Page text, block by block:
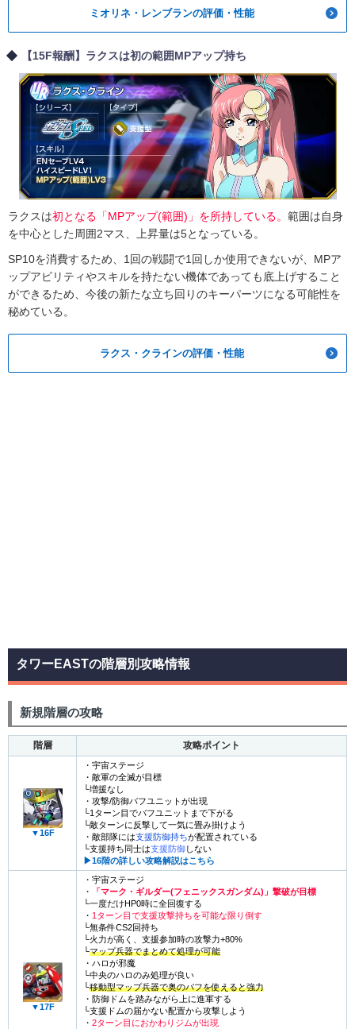
ミオリネ・レンブランの評価・性能
【15F報酬】ラクスは初の範囲MPアップ持ち
ラクスは初となる「MPアップ(範囲)」を所持している。 範囲は自身
を中心とした周囲2マス、上昇量は5となっている。
SP10を消費するため、1回の戦闘で1回しか使用できないが、MPア
ップアビリティやスキルを持たない機体であっても底上げすること
ができるため、今後の新たな立ち回りのキーパーツになる可能性を
秘めている。
ラクス・クラインの評価・性能
タワーEASTの階層別攻略情報
新規階層の攻略
階層 攻略ポイント
▼16F
・宇宙ステージ
・敵軍の全滅が目標
└増援なし
・攻撃/防御バフユニットが出現
└1ターン目でバフユニットまで下がる
└敵ターンに反撃して一気に畳み掛けよう
・敵部隊には支援防御持ちが配置されている
└支援持ち同士は支援防御しない
▶︎16階の詳しい攻略解説はこちら
▼17F
・宇宙ステージ
・
「マーク・ギルダー(フェニックスガンダム)」撃破が目標
└一度だけHP0時に全回復する
・ 1ターン目で支援攻撃持ちを可能な限り倒す
└無条件CS2回持ち
└火力が高く、支援参加時の攻撃力+80%
└マップ兵器でまとめて処理が可能
・ハロが邪魔
└中央のハロのみ処理が良い
└移動型マップ兵器で奥のバフを使えると強力
・防御ドムを踏みながら上に進軍する
└支援ドムの届かない配置から攻撃しよう
・ 2ターン目におかわりジムが出現